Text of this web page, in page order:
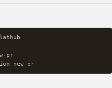
pr
my-app-submission new-pr